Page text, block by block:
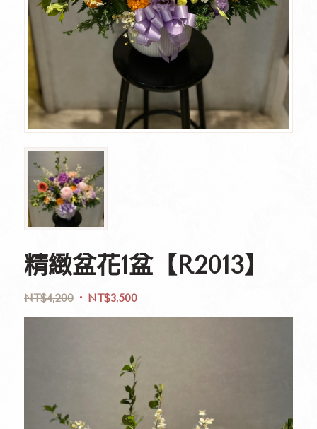
精緻盆花1盆【R2013】
NT$4,200 NT$3,500